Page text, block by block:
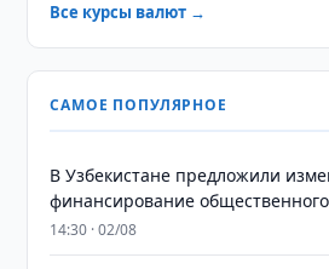
Все курсы валют →
САМОЕ ПОПУЛЯРНОЕ
В Узбекистане предложили
финансирование
14:30 · 02/08